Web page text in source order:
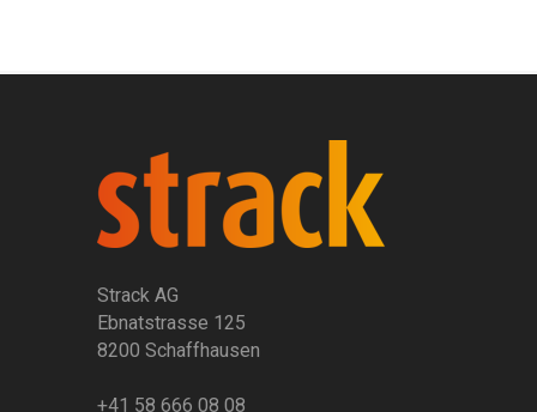
Strack AG
Ebnatstrasse 125
8200 Schaffhausen
+41 58 666 08 08